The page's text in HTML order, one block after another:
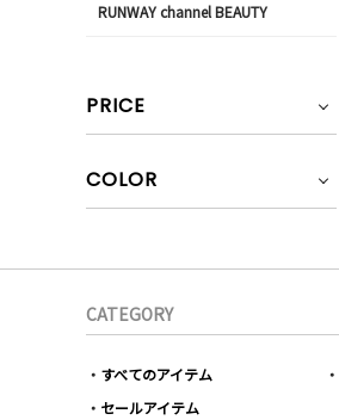
RUNWAY channel BEAUTY
PRICE
COLOR
CATEGORY
すべてのアイテム
セールアイテム